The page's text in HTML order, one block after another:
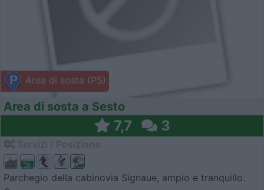
Area di sosta (PS)
Area di sosta a Sesto
7,7 3
Parchegio della cabinovia Signaue, ampio e tranquillo.